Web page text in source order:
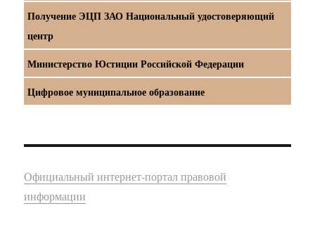
Получение ЭЦП ЗАО Национальный удостоверяющий
центр
Министерство Юстиции Российской Федерации
Цифровое муниципальное образование
Официальный интернет-портал правовой
информации